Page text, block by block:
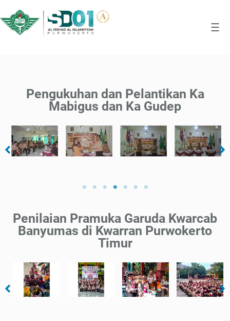
Pengukuhan dan Pelantikan Ka
Mabigus dan Ka Gudep
Penilaian Pramuka Garuda Kwarcab
Banyumas di Kwarran Purwokerto
Timur